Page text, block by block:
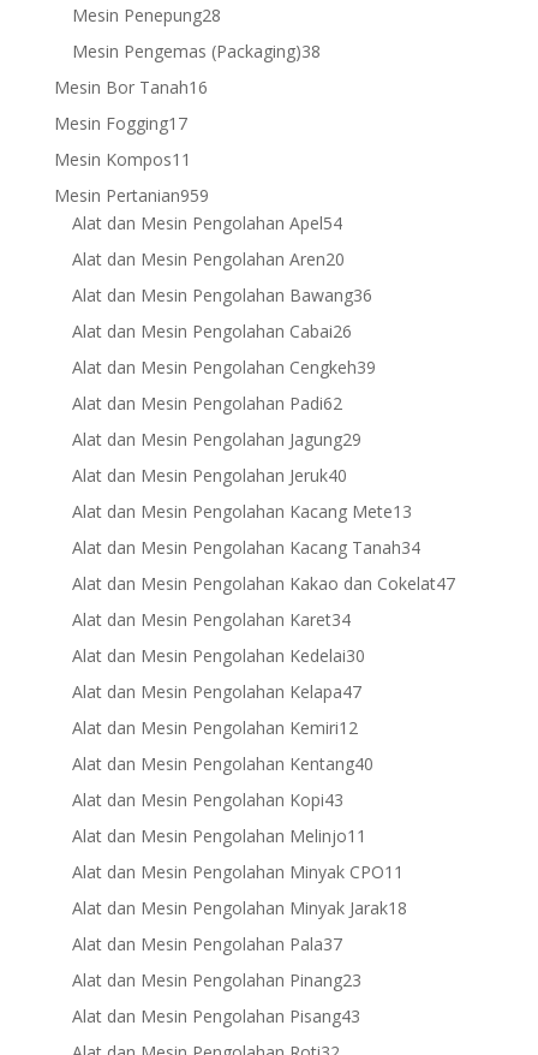
Mesin Penepung2828
products
Mesin Pengemas (Packaging)3838
Mesin Bor Tanah1616
Mesin Fogging1717
products
Mesin Kompos11
products
Mesin Pertanian959959
products
Alat dan Mesin Pengolahan Apel5454
products
Alat dan Mesin Pengolahan Aren2020
products
Alat dan Mesin Pengolahan Bawang3636
Alat dan Mesin Pengolahan Cabai2626
products
Alat dan Mesin Pengolahan Cengkeh3939
Alat dan Mesin Pengolahan Padi6262
products
Alat dan Mesin Pengolahan Jagung2929
Alat dan Mesin Pengolahan Jeruk4040
products
Alat dan Mesin Pengolahan Kacang Mete1313
products
Alat dan Mesin Pengolahan Kacang Tanah3434
products
Alat dan Mesin Pengolahan Kakao dan Cokelat4747
Alat dan Mesin Pengolahan Karet3434
products
Alat dan Mesin Pengolahan Kedelai3030
Alat dan Mesin Pengolahan Kelapa4747
Alat dan Mesin Pengolahan Kemiri1212
products
Alat dan Mesin Pengolahan Kentang4040
Alat dan Mesin Pengolahan Kopi4343
products
Alat dan Mesin Pengolahan Melinjo11
products
Alat dan Mesin Pengolahan Minyak CPO11
products
Alat dan Mesin Pengolahan Minyak Jarak1818
Alat dan Mesin Pengolahan Pala3737
products
Alat dan Mesin Pengolahan Pinang2323
Alat dan Mesin Pengolahan Pisang4343
32